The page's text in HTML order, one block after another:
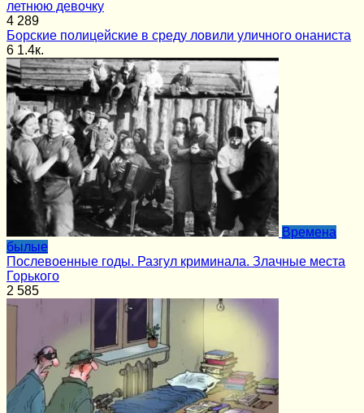
летнюю девочку
4 289
Борские полицейские в среду ловили уличного онаниста
6 1.4к.
Времена
былые
Послевоенные годы. Разгул криминала. Злачные места
Горького
2 585